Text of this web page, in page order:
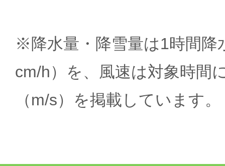
※降水量・降雪量は1時間降
cm/h）を、風速は対象時間
（m/s）を掲載しています。